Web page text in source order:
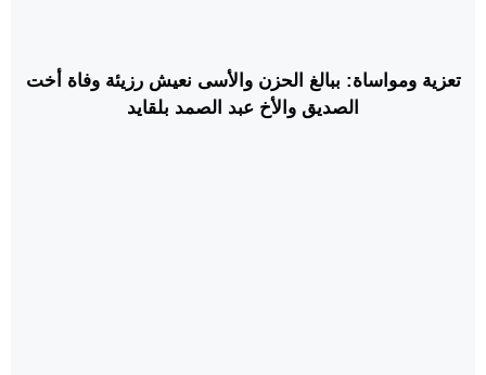
تعزية ومواساة: ببالغ الحزن والأسى نعيش رزيئة وفاة أخت
الصديق والأخ عبد الصمد بلقايد